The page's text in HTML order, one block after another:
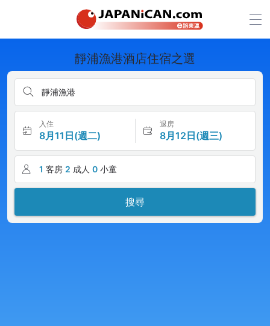
靜浦漁港酒店住宿之選
靜浦漁港
入住
8月11日(週二)
退房
8月12日(週三)
1 客房 2 成人 0 小童
搜尋